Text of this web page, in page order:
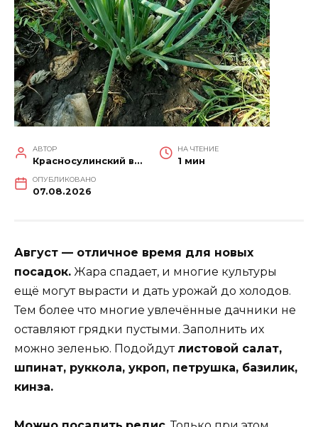
АВТОР
Красносулинский вестник
НА ЧТЕНИЕ
1 мин
ОПУБЛИКОВАНО
07.08.2026
Август — отличное время для новых
посадок. Жара спадает, и многие культуры
ещё могут вырасти и дать урожай до холодов.
Тем более что многие увлечённые дачники не
оставляют грядки пустыми. Заполнить их
можно зеленью. Подойдут листовой салат,
шпинат, руккола, укроп, петрушка, базилик,
кинза.